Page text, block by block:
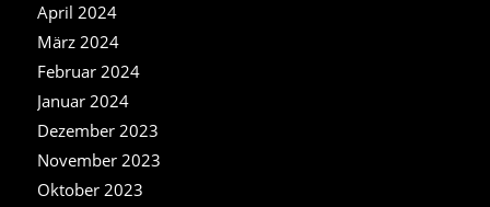
April 2024
März 2024
Februar 2024
Januar 2024
Dezember 2023
November 2023
Oktober 2023